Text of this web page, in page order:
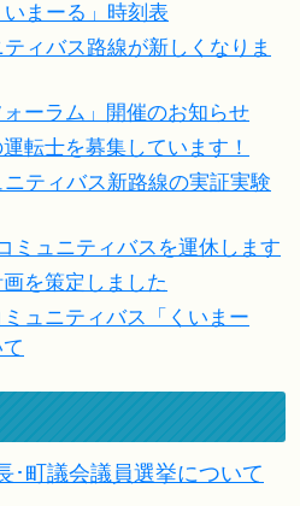
まーる」時刻表
ィバス路線が新しくなりま
ォーラム」開催のお知らせ
転士を募集しています！
ニティバス新路線の実証実験
ミュニティバスを運休します
を策定しました
ュニティバス「くいまー
･町議会議員選挙について